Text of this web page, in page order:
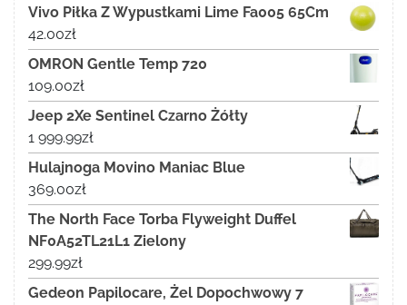
Vivo Piłka Z Wypustkami Lime Fa005 65Cm
42.00zł
OMRON Gentle Temp 720
109.00zł
Jeep 2Xe Sentinel Czarno Żółty
1 999.99zł
Hulajnoga Movino Maniac Blue
369.00zł
The North Face Torba Flyweight Duffel
NF0A52TL21L1 Zielony
299.99zł
Gedeon Papilocare, Żel Dopochwowy 7